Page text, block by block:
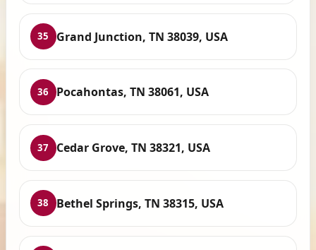
35 Grand Junction, TN 38039, USA
36 Pocahontas, TN 38061, USA
37 Cedar Grove, TN 38321, USA
38 Bethel Springs, TN 38315, USA